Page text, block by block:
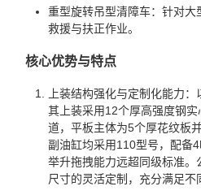
重型旋转吊型清障车：针对大
救援与扶正作业。
核心优势与特点
上装结构强化与定制化能力：
其上装采用12个厚高强度钢
道，平板主体为5个厚花纹板
副油缸均采用110型号，配备4
举升拖拽能力远超同级标准
尺寸的灵活定制，充分满足不